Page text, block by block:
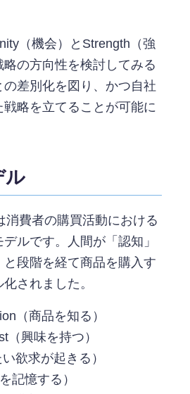
（機会）とStrength（強
の方向性を検討してみる
差別化を図り、かつ自社
略を立てることが可能に
ル
消費者の購買活動における
ルです。人間が「認知」
と段階を経て商品を購入す
されました。
（商品を知る）
（興味を持つ）
欲求が起きる）
記憶する）